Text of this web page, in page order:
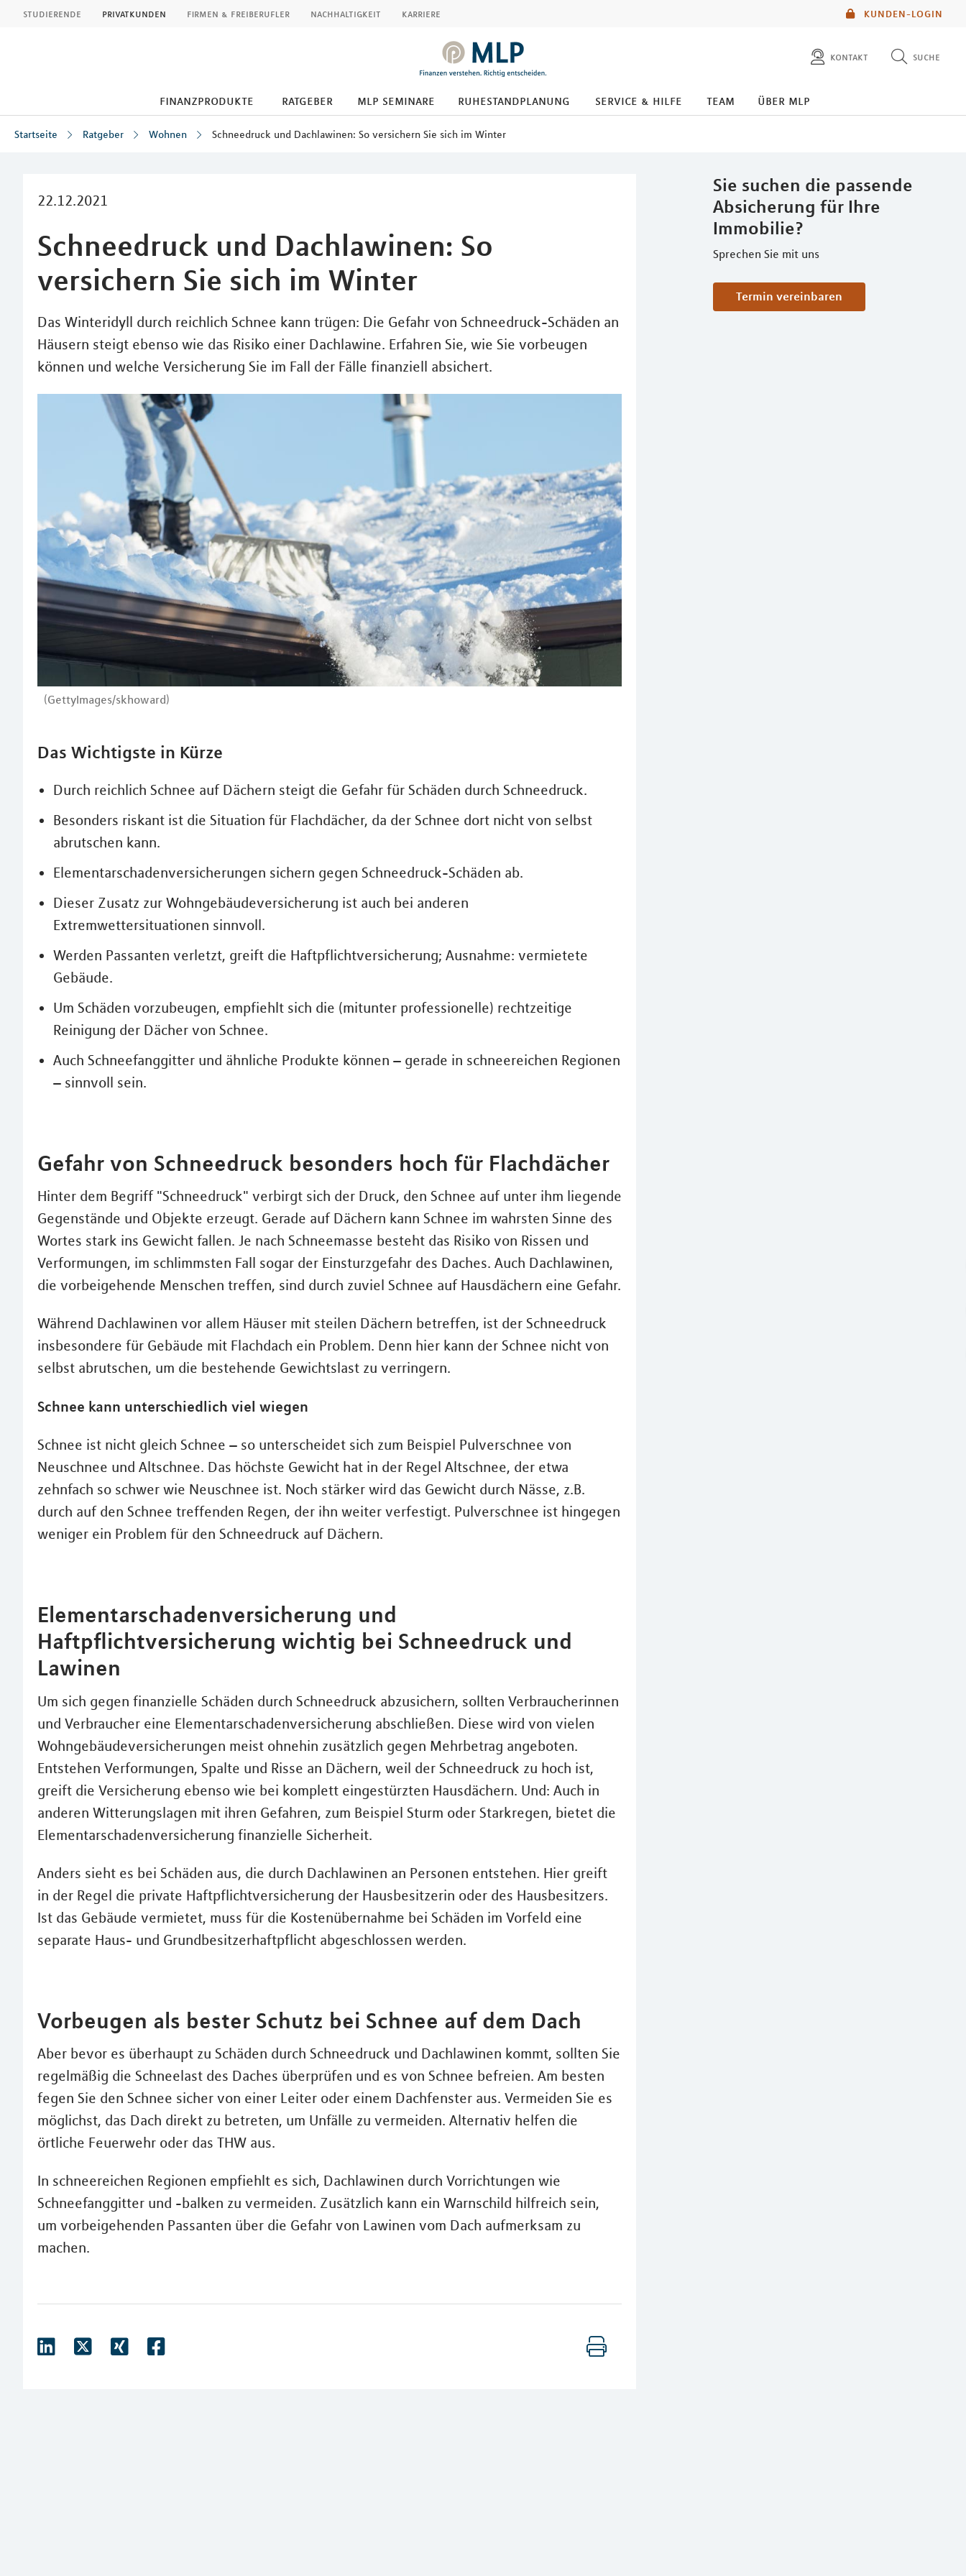
KUNDEN-LOGIN
studierende privatkunden firmen & freiberufler nachhaltigkeit karriere
kontakt suche
diese website durchsuchen
finanzprodukte ratgeber mlp seminare ruhestandplanung service & hilfe team über mlp
Startseite Ratgeber Wohnen Schneedruck und Dachlawinen: So versichern Sie sich im Winter
22.12.2021
Schneedruck und Dachlawinen: So
versichern Sie sich im Winter
Das Winteridyll durch reichlich Schnee kann trügen: Die Gefahr von Schneedruck-Schäden an
Häusern steigt ebenso wie das Risiko einer Dachlawine. Erfahren Sie, wie Sie vorbeugen
können und welche Versicherung Sie im Fall der Fälle finanziell absichert.
(GettyImages/skhoward)
Sie suchen die passende
Absicherung für Ihre
Immobilie?
Sprechen Sie mit uns
Termin vereinbaren
Das Wichtigste in Kürze
Durch reichlich Schnee auf Dächern steigt die Gefahr für Schäden durch Schneedruck.
Besonders riskant ist die Situation für Flachdächer, da der Schnee dort nicht von selbst
abrutschen kann.
Elementarschadenversicherungen sichern gegen Schneedruck-Schäden ab.
Dieser Zusatz zur Wohngebäudeversicherung ist auch bei anderen
Extremwettersituationen sinnvoll.
Werden Passanten verletzt, greift die Haftpflichtversicherung; Ausnahme: vermietete
Gebäude.
Um Schäden vorzubeugen, empfiehlt sich die (mitunter professionelle) rechtzeitige
Reinigung der Dächer von Schnee.
Auch Schneefanggitter und ähnliche Produkte können – gerade in schneereichen Regionen
– sinnvoll sein.
Gefahr von Schneedruck besonders hoch für Flachdächer
Hinter dem Begriff "Schneedruck" verbirgt sich der Druck, den Schnee auf unter ihm liegende
Gegenstände und Objekte erzeugt. Gerade auf Dächern kann Schnee im wahrsten Sinne des
Wortes stark ins Gewicht fallen. Je nach Schneemasse besteht das Risiko von Rissen und
Verformungen, im schlimmsten Fall sogar der Einsturzgefahr des Daches. Auch Dachlawinen,
die vorbeigehende Menschen treffen, sind durch zuviel Schnee auf Hausdächern eine Gefahr.
Während Dachlawinen vor allem Häuser mit steilen Dächern betreffen, ist der Schneedruck
insbesondere für Gebäude mit Flachdach ein Problem. Denn hier kann der Schnee nicht von
selbst abrutschen, um die bestehende Gewichtslast zu verringern.
Schnee kann unterschiedlich viel wiegen
Schnee ist nicht gleich Schnee – so unterscheidet sich zum Beispiel Pulverschnee von
Neuschnee und Altschnee. Das höchste Gewicht hat in der Regel Altschnee, der etwa
zehnfach so schwer wie Neuschnee ist. Noch stärker wird das Gewicht durch Nässe, z.B.
durch auf den Schnee treffenden Regen, der ihn weiter verfestigt. Pulverschnee ist hingegen
weniger ein Problem für den Schneedruck auf Dächern.
Elementarschadenversicherung und
Haftpflichtversicherung wichtig bei Schneedruck und
Lawinen
Um sich gegen finanzielle Schäden durch Schneedruck abzusichern, sollten Verbraucherinnen
und Verbraucher eine Elementarschadenversicherung abschließen. Diese wird von vielen
Wohngebäudeversicherungen meist ohnehin zusätzlich gegen Mehrbetrag angeboten.
Entstehen Verformungen, Spalte und Risse an Dächern, weil der Schneedruck zu hoch ist,
greift die Versicherung ebenso wie bei komplett eingestürzten Hausdächern. Und: Auch in
anderen Witterungslagen mit ihren Gefahren, zum Beispiel Sturm oder Starkregen, bietet die
Elementarschadenversicherung finanzielle Sicherheit.
Anders sieht es bei Schäden aus, die durch Dachlawinen an Personen entstehen. Hier greift
in der Regel die private Haftpflichtversicherung der Hausbesitzerin oder des Hausbesitzers.
Ist das Gebäude vermietet, muss für die Kostenübernahme bei Schäden im Vorfeld eine
separate Haus- und Grundbesitzerhaftpflicht abgeschlossen werden.
Vorbeugen als bester Schutz bei Schnee auf dem Dach
Aber bevor es überhaupt zu Schäden durch Schneedruck und Dachlawinen kommt, sollten Sie
regelmäßig die Schneelast des Daches überprüfen und es von Schnee befreien. Am besten
fegen Sie den Schnee sicher von einer Leiter oder einem Dachfenster aus. Vermeiden Sie es
möglichst, das Dach direkt zu betreten, um Unfälle zu vermeiden. Alternativ helfen die
örtliche Feuerwehr oder das THW aus.
In schneereichen Regionen empfiehlt es sich, Dachlawinen durch Vorrichtungen wie
Schneefanggitter und -balken zu vermeiden. Zusätzlich kann ein Warnschild hilfreich sein,
um vorbeigehenden Passanten über die Gefahr von Lawinen vom Dach aufmerksam zu
machen.